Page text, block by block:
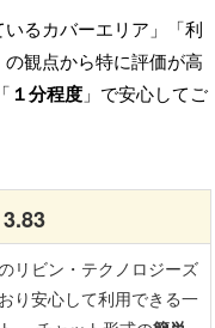
るカバーエリア」「利
観点から特に評価が高
１分程度 」で安心してご